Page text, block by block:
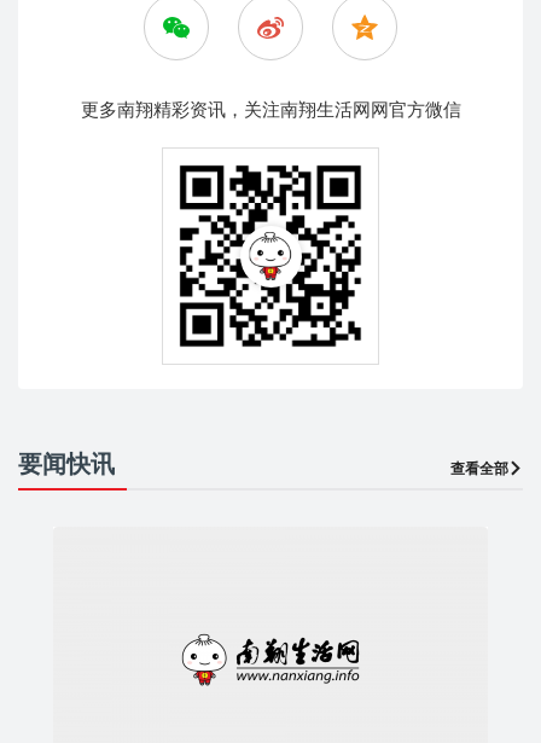
更多南翔精彩资讯，关注南翔生活网网官方微信
要闻快讯 查看全部